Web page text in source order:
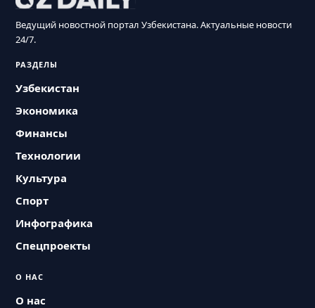
Ведущий новостной портал Узбекистана. Актуальные новости
24/7.
РАЗДЕЛЫ
Узбекистан
Экономика
Финансы
Технологии
Культура
Спорт
Инфографика
Спецпроекты
О НАС
О нас